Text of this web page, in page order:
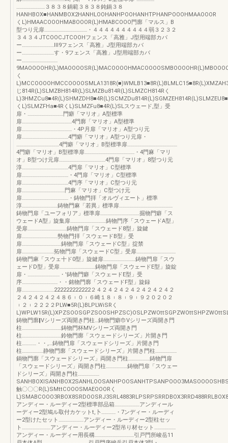
……………………３８３８鍋範３８３８鈍鍋３８
HANHBOX■HANMBOX2HANHLOOHANHPOOHANHTPHANPOOOHMAAOOOR
くL)HMAACOOOHMABOOOR(L)HMABCOOO門廓「マルス」B
型つり元扉………………………………・４４４４４４４４４４弱３２３２
３４３４JTCOOCJTCOOHフェンス「高雅」J型用端部カバ
ー………………………Ⅲ9フェンス「高雅」J型用端部カバ
ー………………………す・9フェンス「高雅」J型用端部カバ
ー…………………………
く
じ814R(L)SLMZBH814R(L)SLMZBu814R(L)SLMZCH814Rく
くL)SLMZFHa■4RくL)SLMZFu8■4R(L)SLスウェード,型」受
扉・…………………………門癖「マリオ」A型標準
扉……………………………………4門廓「マリオ」A型標準
扉……………………………………・4P月扉「マリオ」A型つり元
扉…………………………………4門癖「マリオ」A型つり元扉・
………………………………4門癖「マリオ」B型標準扉……………………………………
4門癖「マリオ」B型標準扉……………………………………・4門麻「マリ
オ」B型つけ元扉…………………………………4門扉「マリオ」8型つり元
淳…………………………………4門扉「マリオ」C型標準
扉…………………………………・4門扉「マリオ」C型標準
扉…………………………………4門序「マリオ」C型つり元
扉………………………………門麻「マリオ」C型つけ元
扉…………………………………・鋳物門拝「オルヴィエート」標準
淳…………………………鋳物門麻「若異」標準扉………………………………………
鋳物門扉「ユーフォリア」標準扉……………………………掘物門癖「ス
ウェードA型」旋集扉…………………………鋳物門序「スウェードA型」
受扉……………………………鋳物門扉「スウェード8型」旋鍵
扉…………………………勢物門拝「スウェードB型」受
扉……………………………鋳物門扉「スウェードC型」掟禁
扉………………………拓物門扉「スウェードC型」受扉……………………………
鋳物門麻「スウェ十ド0型」旋鍵扉………………………鋳物門扉「スウ
ェードD型」受扉…………………………鋳物門扉「スウェードE型」旋錠
扉・………………………・'鋳物門癖「スウェードE型」受
序…………………………・・銘物門廓「スウェードF型」旋録
扉………………………222222222222２４２４２４２４２４２４２４２
２４２４２４２４８６︲０︲６崎１８︲８︲９︲９２０２０２
︲２︲２２２２PLW■5R(L)BLPLWiSRく
鋳物門廓‖Vシリーズ両開き門柱…鋳物門癖巾Vシリーズ両開き門
柱……………………………鋳物門杯MVシリーズ両開き門
柱……………………………鈴物門廓「スウェードシリーズ」片開き門
柱…………・・,…鋳物門扉「スウェードシリーズ」片開き門
柱………………静物門廓「スウェードシリーズ」片開き門柱………………
鍋物門廓「スウェードシリーズ」両開き門柱………………鋳物門扉
「スウェードシリーズ」両開き門柱………………鋳物門扉「スウェー
ドシリーズ」両開き門柱………………
触〇〇〇R(L)SMttCOOOSMAEOOORく
アンディー・ルーディー2型標準部品箱…………………アンディール
ーディー2型鳩ル取付カケットt,卜…………・7ンディー・ルーディ
ー2型けたセット…………………アンディー・ルーディー2型柱セッ
ト……………………アンディー・ルーディー2型吊り材セット………………
アンディー・ルーディー用長構……………………………引戸門所峻岳11